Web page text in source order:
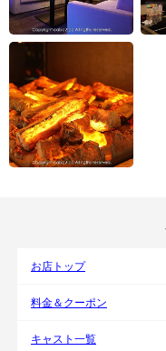
お店トップ
料金＆クーポン
キャスト一覧